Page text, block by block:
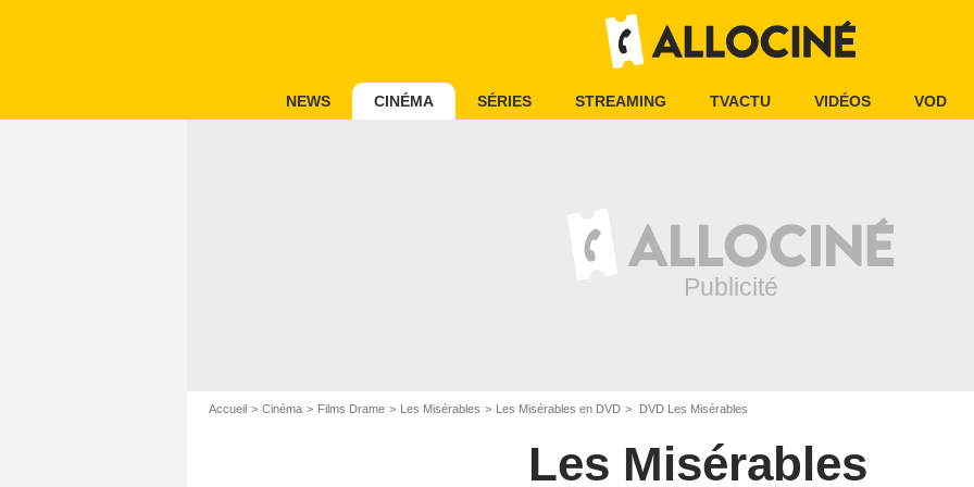
NEWS CINÉMA SÉRIES STREAMING TVACTU VIDÉOS VOD
Accueil Cinéma Films Drame Les Misérables Les Misérables en DVD DVD Les Misérables
Les Misérables